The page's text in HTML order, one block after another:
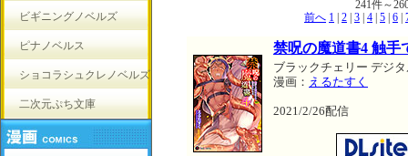
ビギニングノベルズ
ピナノベルス
ショコラシュクレノベルズ
二次元ぷち文庫
241件～
前へ 1 2 3 4 5 6
禁呪の魔道書4 触手
ブラックチェリー デジ
漫画： えるたすく
2021/2/26配信